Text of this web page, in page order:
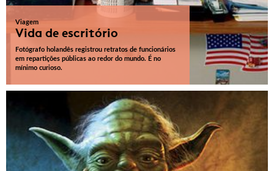
Viagem
Vida de escritório
Fotógrafo holandês registrou retratos de funcionários
em repartições públicas ao redor do mundo. É no
mínimo curioso.